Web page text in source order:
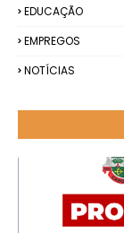
EDUCAÇÃO
EMPREGOS
NOTÍCIAS